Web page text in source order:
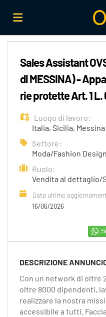
Offerte
di
lavoro
Carica
il
CV
Login
Lingua
FR
IT
Sales Assistant
di MESSINA) -
rie protette Art. 1 L.
Luogo di lavoro:
Italia, Sicilia, Messina
Settore:
Moda/Fashion Design
Ruolo:
Vendita al dettaglio/
Data ultimo
16/06/2026
DESCRIZIONE
Con un network di oltre
oltre 8000 dipendenti,
realizzare la nostra
accessibile a tutti.